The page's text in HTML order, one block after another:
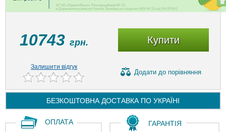
10743 грн. Купити
Залишити відгук
Додати до порівняння
БЕЗКОШТОВНА ДОСТАВКА ПО УКРАЇНІ
ОПЛАТА ГАРАНТІЯ